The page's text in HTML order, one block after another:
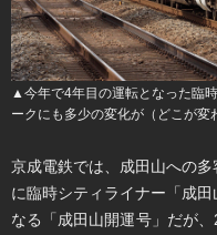
▲今年で4年目の運転となった臨
ークにも多少の変化が（どこが
京成電鉄では、成田山への
に臨時シティライナー「成
なる「成田山開運号」だが